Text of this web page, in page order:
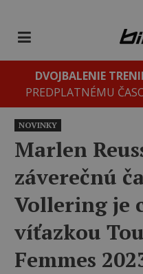
DVOJBALENIE
PREDPLATNÉMU
NOVINKY
Marlen
záverečnú
Vollering je
víťazkou
Femmes